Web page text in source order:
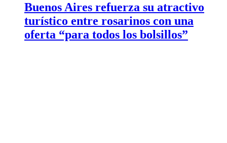
Buenos Aires refuerza su atractivo
turístico entre rosarinos con una
oferta “para todos los bolsillos”